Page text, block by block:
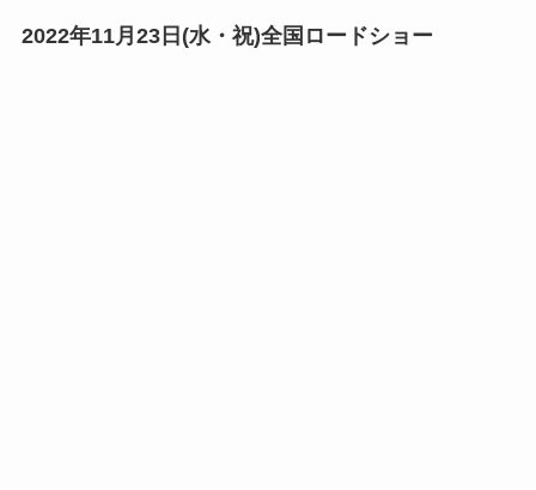
2022年11月23日(水・祝)全国ロードショー